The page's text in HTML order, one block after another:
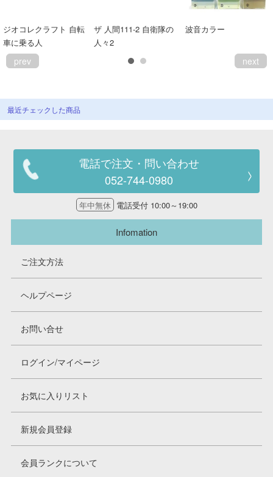
ジオコレクラフト 自転
車に乗る人
ザ 人間111-2 自衛隊の
人々2
波音カラー
prev next
最近チェックした商品
電話で注文・問い合わせ
052-744-0980
年中無休 電話受付 10:00～19:00
Infomation
ご注文方法
ヘルプページ
お問い合せ
ログイン/マイページ
お気に入りリスト
新規会員登録
会員ランクについて